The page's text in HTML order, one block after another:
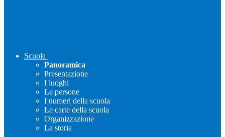
Scuola
Panoramica
Presentazione
I luoghi
Le persone
I numeri della scuola
Le carte della scuola
Organizzazione
La storia